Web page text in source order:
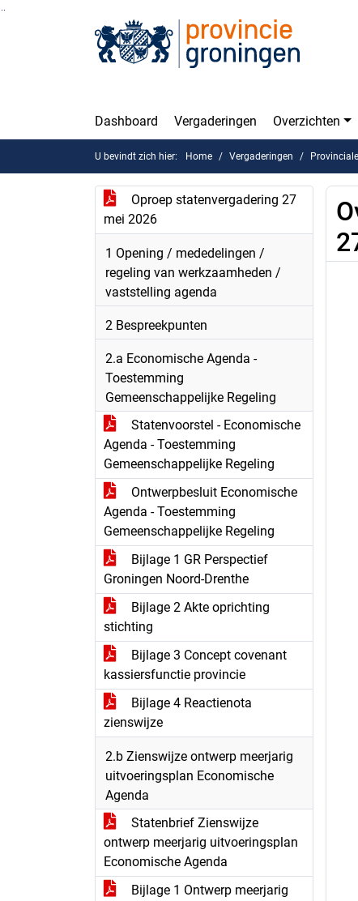
Ga naar de inhoud van deze pagina
Dashboard Vergaderingen Overzichten
U bevindt zich hier: Home Vergaderingen
Oproep statenvergadering 27
mei 2026
1 Opening / mededelingen /
regeling van werkzaamheden /
vaststelling agenda
2 Bespreekpunten
2.a Economische Agenda -
Toestemming
Gemeenschappelijke Regeling
Statenvoorstel - Economische
Agenda - Toestemming
Gemeenschappelijke Regeling
Ontwerpbesluit Economische
Agenda - Toestemming
Gemeenschappelijke Regeling
Bijlage 1 GR Perspectief
Groningen Noord-Drenthe
Bijlage 2 Akte oprichting
stichting
Bijlage 3 Concept covenant
kassiersfunctie provincie
Bijlage 4 Reactienota
zienswijze
2.b Zienswijze ontwerp meerjarig
uitvoeringsplan Economische
Agenda
Statenbrief Zienswijze
ontwerp meerjarig uitvoeringsplan
Economische Agenda
Bijlage 1 Ontwerp meerjarig